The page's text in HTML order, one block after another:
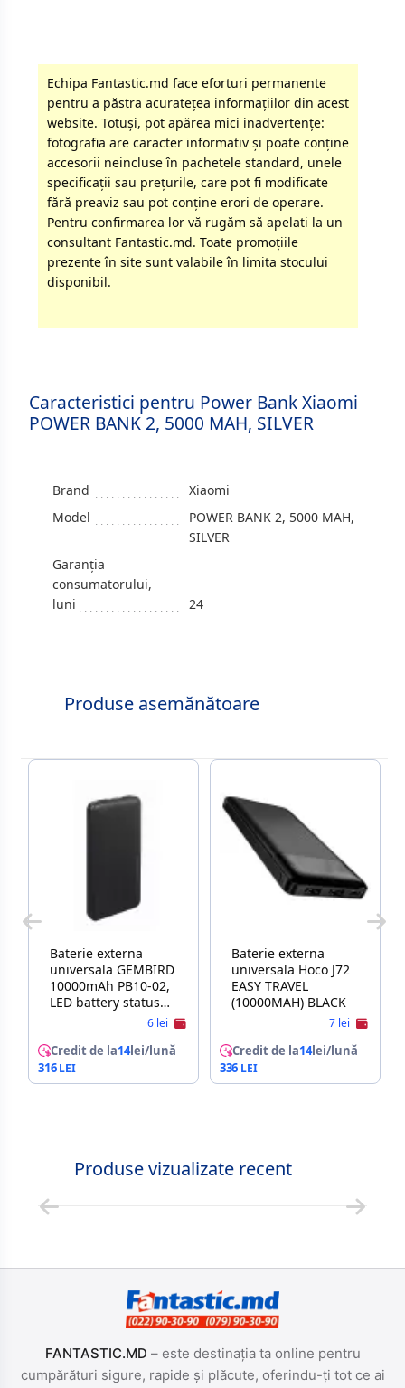
Echipa Fantastic.md face eforturi permanente
pentru a păstra acurateţea informaţiilor din acest
website. Totuși, pot apărea mici inadvertenţe:
fotografia are caracter informativ şi poate conţine
accesorii neincluse în pachetele standard, unele
specificaţii sau preţurile, care pot fi modificate
fără preaviz sau pot conţine erori de operare.
Pentru confirmarea lor vă rugăm să apelati la un
consultant Fantastic.md. Toate promoţiile
prezente în site sunt valabile în limita stocului
disponibil.
Caracteristici pentru Power Bank Xiaomi
POWER BANK 2, 5000 MAH, SILVER
Brand
Xiaomi
Model
POWER BANK 2, 5000 MAH,
SILVER
Garanția
consumatorului,
luni
24
Produse asemănătoare
Baterie externa
universala GEMBIRD
10000mAh PB10-02,
LED battery status
indicator, 2 x USB-AF,
W
6 lei
Credit de la14lei/lună
316
Baterie externa
universala Hoco J72
EASY TRAVEL
(10000MAH) BLACK
7 lei
Credit de la14lei/lună
336
Produse vizualizate recent
FANTASTIC.MD – este destinația ta online pentru
cumpărături sigure, rapide și plăcute, oferindu-ți tot ce ai